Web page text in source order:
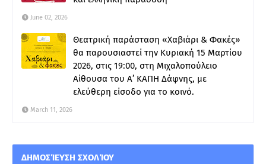
June 02, 2026
Θεατρική παράσταση «Χαβιάρι & Φακές»
θα παρουσιαστεί την Κυριακή 15 Μαρτίου
2026, στις 19:00, στη Μιχαλοπούλειο
Αίθουσα του Α’ ΚΑΠΗ Δάφνης, με
ελεύθερη είσοδο για το κοινό.
March 11, 2026
ΔΗΜΟΣΊΕΥΣΗ ΣΧΟΛΊΟΥ